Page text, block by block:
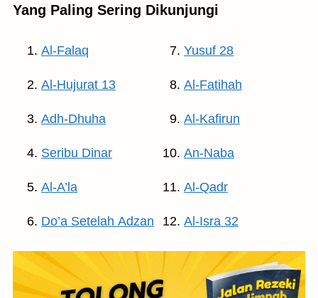
Yang Paling Sering Dikunjungi
Al-Falaq
Al-Hujurat 13
Adh-Dhuha
Seribu Dinar
Al-A’la
Do’a Setelah Adzan
Yusuf 28
Al-Fatihah
Al-Kafirun
An-Naba
Al-Qadr
Al-Isra 32